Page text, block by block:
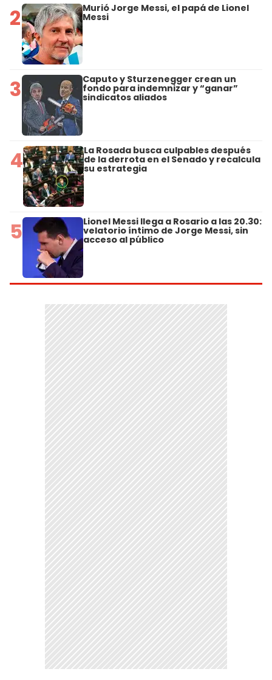
2 Murió Jorge Messi, el papá de Lionel
Messi
3 Caputo y Sturzenegger crean un
fondo para indemnizar y “ganar”
sindicatos aliados
4 La Rosada busca culpables después
de la derrota en el Senado y recalcula
su estrategia
5 Lionel Messi llega a Rosario a las 20.30:
velatorio íntimo de Jorge Messi, sin
acceso al público